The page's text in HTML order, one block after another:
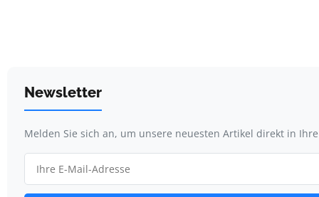
Newsletter
Melden Sie sich an, um unsere neuesten Artikel direkt in